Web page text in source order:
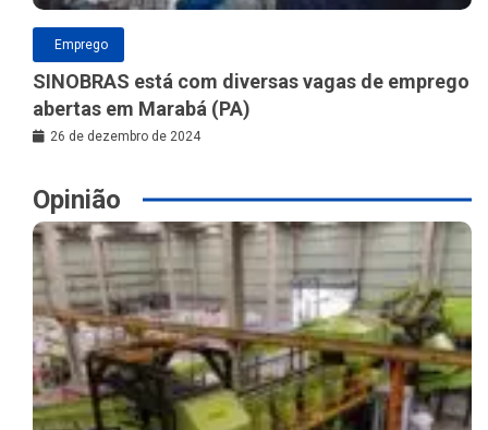
Emprego
SINOBRAS está com diversas vagas de emprego
abertas em Marabá (PA)
26 de dezembro de 2024
Opinião